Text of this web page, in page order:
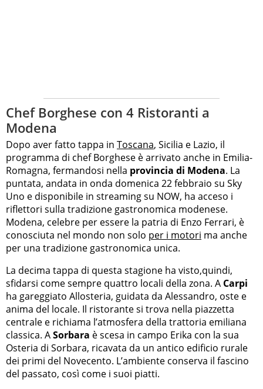
Chef Borghese con 4 Ristoranti a
Modena
Dopo aver fatto tappa in Toscana, Sicilia e Lazio, il
programma di chef Borghese è arrivato anche in Emilia-
Romagna, fermandosi nella provincia di Modena. La
puntata, andata in onda domenica 22 febbraio su Sky
Uno e disponibile in streaming su NOW, ha acceso i
riflettori sulla tradizione gastronomica modenese.
Modena, celebre per essere la patria di Enzo Ferrari, è
conosciuta nel mondo non solo per i motori ma anche
per una tradizione gastronomica unica.
La decima tappa di questa stagione ha visto,quindi,
sfidarsi come sempre quattro locali della zona. A Carpi
ha gareggiato Allosteria, guidata da Alessandro, oste e
anima del locale. Il ristorante si trova nella piazzetta
centrale e richiama l’atmosfera della trattoria emiliana
classica. ASorbara è scesa in campo Erika con la sua
Osteria di Sorbara, ricavata da un antico edificio rurale
dei primi del Novecento. L’ambiente conserva il fascino
del passato, così come i suoi piatti.